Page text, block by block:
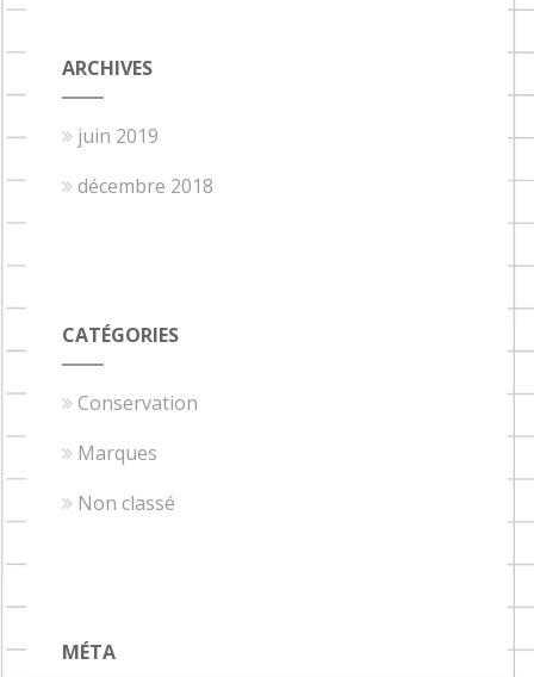
ARCHIVES
juin 2019
décembre 2018
CATÉGORIES
Conservation
Marques
Non classé
MÉTA